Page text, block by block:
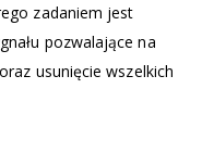
zadaniem jest
pozwalające na
usunięcie wszelkich